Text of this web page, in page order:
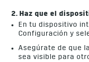
2. Haz que el
En tu dispositivo
Configuración y
Asegúrate de que
sea visible para